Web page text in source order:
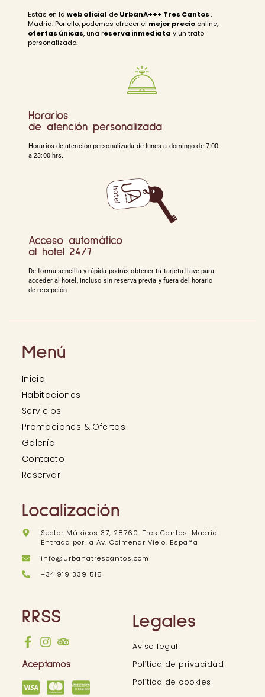
Estás en laweb oficial de UrbanA+++ Tres Cantos,
Madrid. Por ello, podemos ofrecer el mejor precio online,
ofertas únicas, una reserva inmediata y un trato
personalizado.
Horarios
de atención personalizada
Horarios de atención personalizada de lunes a domingo de 7:00
a 23:00 hrs.
Acceso automático
al hotel 24/7
De forma sencilla y rápida podrás obtener tu tarjeta llave para
acceder al hotel, incluso sin reserva previa y fuera del horario
de recepción
Menú
Inicio
Habitaciones
Servicios
Promociones & Ofertas
Galería
Contacto
Reservar
Localización
Sector Músicos 37, 28760. Tres Cantos, Madrid.
Entrada por la Av. Colmenar Viejo. España
info@urbanatrescantos.com
+34 919 339 515
RRSS
Aceptamos
Legales
Aviso legal
Política de privacidad
Política de cookies